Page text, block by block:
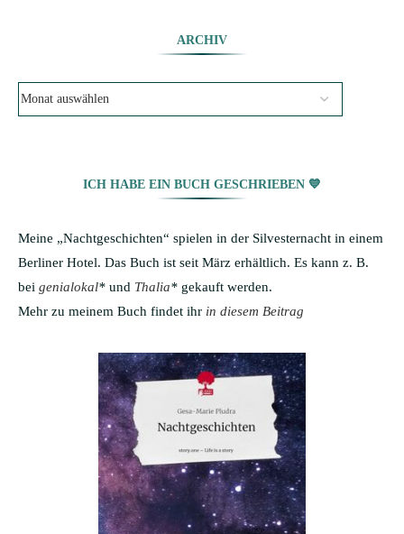
ARCHIV
ICH HABE EIN BUCH GESCHRIEBEN 💙
Meine „Nachtgeschichten“ spielen in der Silvesternacht in einem
Berliner Hotel. Das Buch ist seit März erhältlich. Es kann z. B.
bei genialokal* und Thalia* gekauft werden.
Mehr zu meinem Buch findet ihr in diesem Beitrag